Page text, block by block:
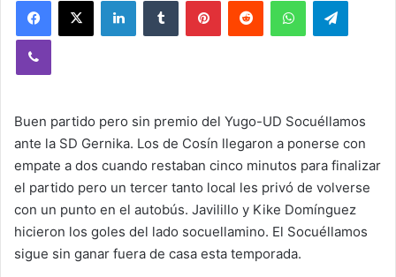
Buen partido pero sin premio del Yugo-UD Socuéllamos
ante la SD Gernika. Los de Cosín llegaron a ponerse con
empate a dos cuando restaban cinco minutos para finalizar
el partido pero un tercer tanto local les privó de volverse
con un punto en el autobús. Javilillo y Kike Domínguez
hicieron los goles del lado socuellamino. El Socuéllamos
sigue sin ganar fuera de casa esta temporada.